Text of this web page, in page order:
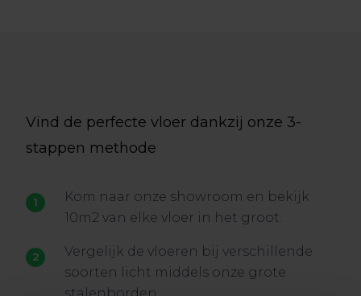
Vind de perfecte vloer dankzij onze 3-
stappen methode
Kom naar onze showroom en bekijk
10m2 van elke vloer in het groot.
Vergelijk de vloeren bij verschillende
soorten licht middels onze grote